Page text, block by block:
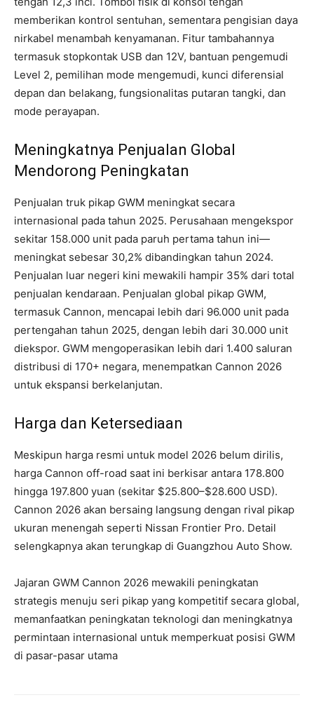
memberikan kontrol sentuhan, sementara pengisian daya
nirkabel menambah kenyamanan. Fitur tambahannya
termasuk stopkontak USB dan 12V, bantuan pengemudi
Level 2, pemilihan mode mengemudi, kunci diferensial
depan dan belakang, fungsionalitas putaran tangki, dan
mode perayapan.
Meningkatnya Penjualan Global
Mendorong Peningkatan
Penjualan truk pikap GWM meningkat secara
internasional pada tahun 2025. Perusahaan mengekspor
sekitar 158.000 unit pada paruh pertama tahun ini—
meningkat sebesar 30,2% dibandingkan tahun 2024.
Penjualan luar negeri kini mewakili hampir 35% dari total
penjualan kendaraan. Penjualan global pikap GWM,
termasuk Cannon, mencapai lebih dari 96.000 unit pada
pertengahan tahun 2025, dengan lebih dari 30.000 unit
diekspor. GWM mengoperasikan lebih dari 1.400 saluran
distribusi di 170+ negara, menempatkan Cannon 2026
untuk ekspansi berkelanjutan.
Harga dan Ketersediaan
Meskipun harga resmi untuk model 2026 belum dirilis,
harga Cannon off-road saat ini berkisar antara 178.800
hingga 197.800 yuan (sekitar $25.800–$28.600 USD).
Cannon 2026 akan bersaing langsung dengan rival pikap
ukuran menengah seperti Nissan Frontier Pro. Detail
selengkapnya akan terungkap di Guangzhou Auto Show.
Jajaran GWM Cannon 2026 mewakili peningkatan
strategis menuju seri pikap yang kompetitif secara global,
memanfaatkan peningkatan teknologi dan meningkatnya
permintaan internasional untuk memperkuat posisi GWM
di pasar-pasar utama